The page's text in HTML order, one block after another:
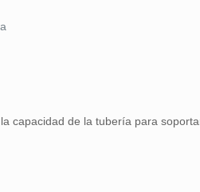
capacidad de la tubería para